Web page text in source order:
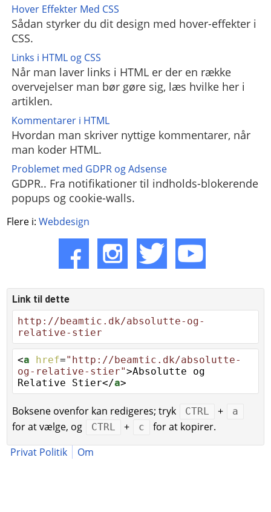
Hover Effekter Med CSS
Sådan styrker du dit design med hover-effekter i
CSS.
Links i HTML og CSS
Når man laver links i HTML er der en række
overvejelser man bør gøre sig, læs hvilke her i
artiklen.
Kommentarer i HTML
Hvordan man skriver nyttige kommentarer, når
man koder HTML.
Problemet med GDPR og Adsense
GDPR.. Fra notifikationer til indholds-blokerende
popups og cookie-walls.
Flere i:Webdesign
Link til dette
http://beamtic.dk/absolutte-og-
relative-stier
<a href="http://beamtic.dk/absolutte-
og-relative-stier">Absolutte og
Relative Stier</a>
Boksene ovenfor kan redigeres; tryk CTRL + a
for at vælge, og CTRL + c
for at kopirer.
Privat Politik
Om